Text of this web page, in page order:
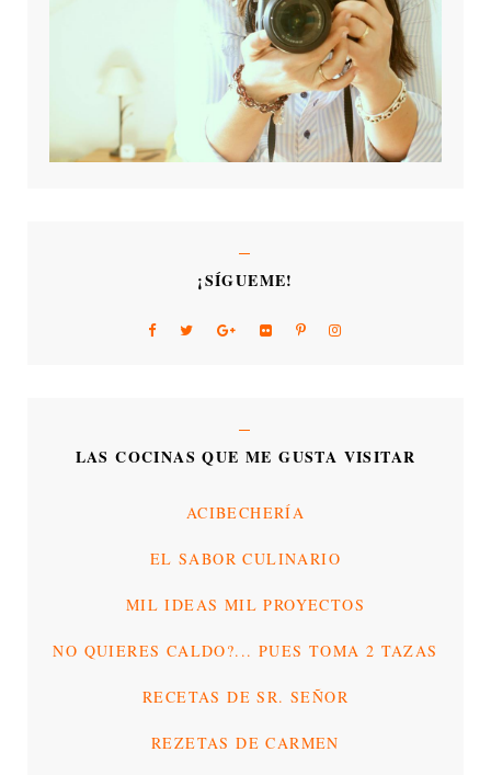
¡SÍGUEME!
LAS COCINAS QUE ME GUSTA VISITAR
ACIBECHERÍA
EL SABOR CULINARIO
MIL IDEAS MIL PROYECTOS
NO QUIERES CALDO?... PUES TOMA 2 TAZAS
RECETAS DE SR. SEÑOR
REZETAS DE CARMEN